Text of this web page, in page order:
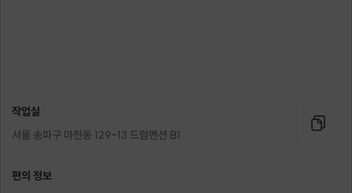
작업실
서울 송파구 마천동 129-13 드럼멘션 B1
편의 정보